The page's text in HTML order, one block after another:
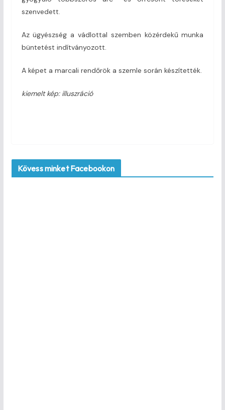
szenvedett.
Az ügyészség a vádlottal szemben közérdekű munka
büntetést indítványozott.
A képet a marcali rendőrök a szemle során készítették.
kiemelt kép: illuszráció
Kövess minket Facebookon